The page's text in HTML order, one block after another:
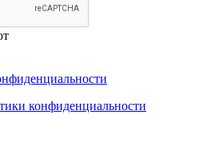
конфиденциальности